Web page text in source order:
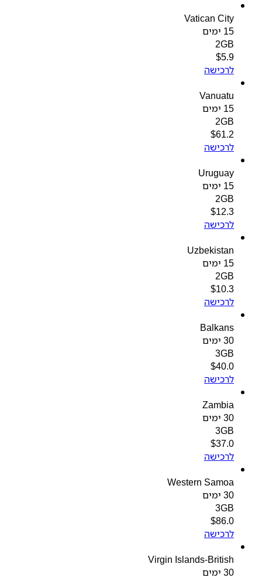
Vatican City
2GB
$
לרכישה
Vanuatu
2GB
$61.2
לרכישה
Uruguay
2GB
$12.3
לרכישה
Uzbekistan
2GB
$10.3
לרכישה
Balkans
3GB
$40.0
לרכישה
Zambia
3GB
$37.0
לרכישה
Western Samoa
3GB
$86.0
לרכישה
Virgin Islands-British